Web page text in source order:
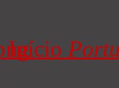
Início